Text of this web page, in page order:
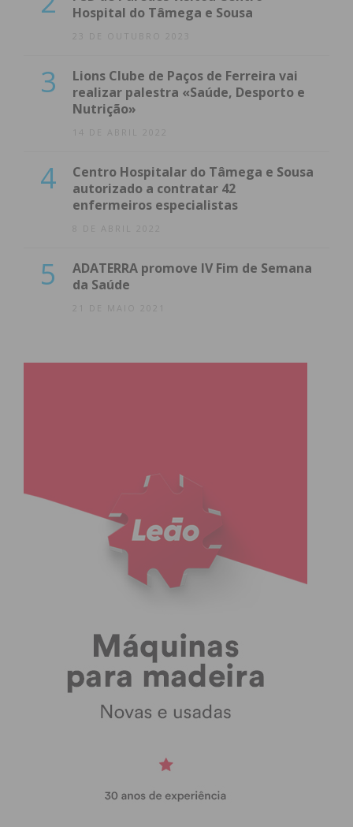
Hospital do Tâmega e Sousa
23 DE OUTUBRO 2023
3
Lions Clube de Paços de Ferreira vai
realizar palestra «Saúde, Desporto e
Nutrição»
14 DE ABRIL 2022
4
Centro Hospitalar do Tâmega e Sousa
autorizado a contratar 42
enfermeiros especialistas
8 DE ABRIL 2022
5
ADATERRA promove IV Fim de Semana
da Saúde
21 DE MAIO 2021